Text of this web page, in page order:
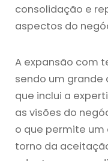
consolidação e
aspectos do
A expansão com
sendo um grande
que inclui a
as visões do
o que permite
torno da